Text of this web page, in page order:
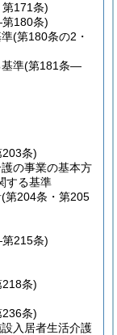
171条)
180条)
(第180条の2・
準(第181条―
条)
の事業の基本方
する基準
(第204条・第205
215条)
条)
条)
入居者生活介護